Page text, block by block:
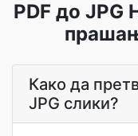
PDF до JPG
Како да
JPG слики?